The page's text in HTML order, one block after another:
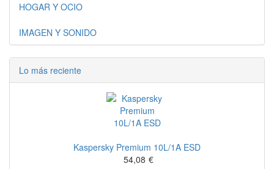
HOGAR Y OCIO
IMAGEN Y SONIDO
Lo más reciente
Kaspersky Premium 10L/1A ESD
54,08 €